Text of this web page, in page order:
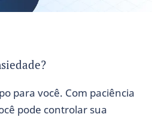
para você. Com paciência
pode controlar sua